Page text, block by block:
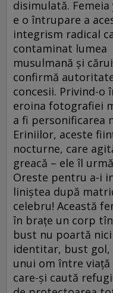
disimulată.
e o întrupare a
integrism radical
contaminat lumea
musulmană şi
confirmă
concesii. Privind-o
eroina fotografiei
a fi personificarea
Eriniilor, aceste
nocturne, care
greacă – ele îl
Oreste pentru a-i
liniştea după
celebru! Această
în braţe un corp
bust nu poartă
identitar, bust
unui om între
care-şi caută